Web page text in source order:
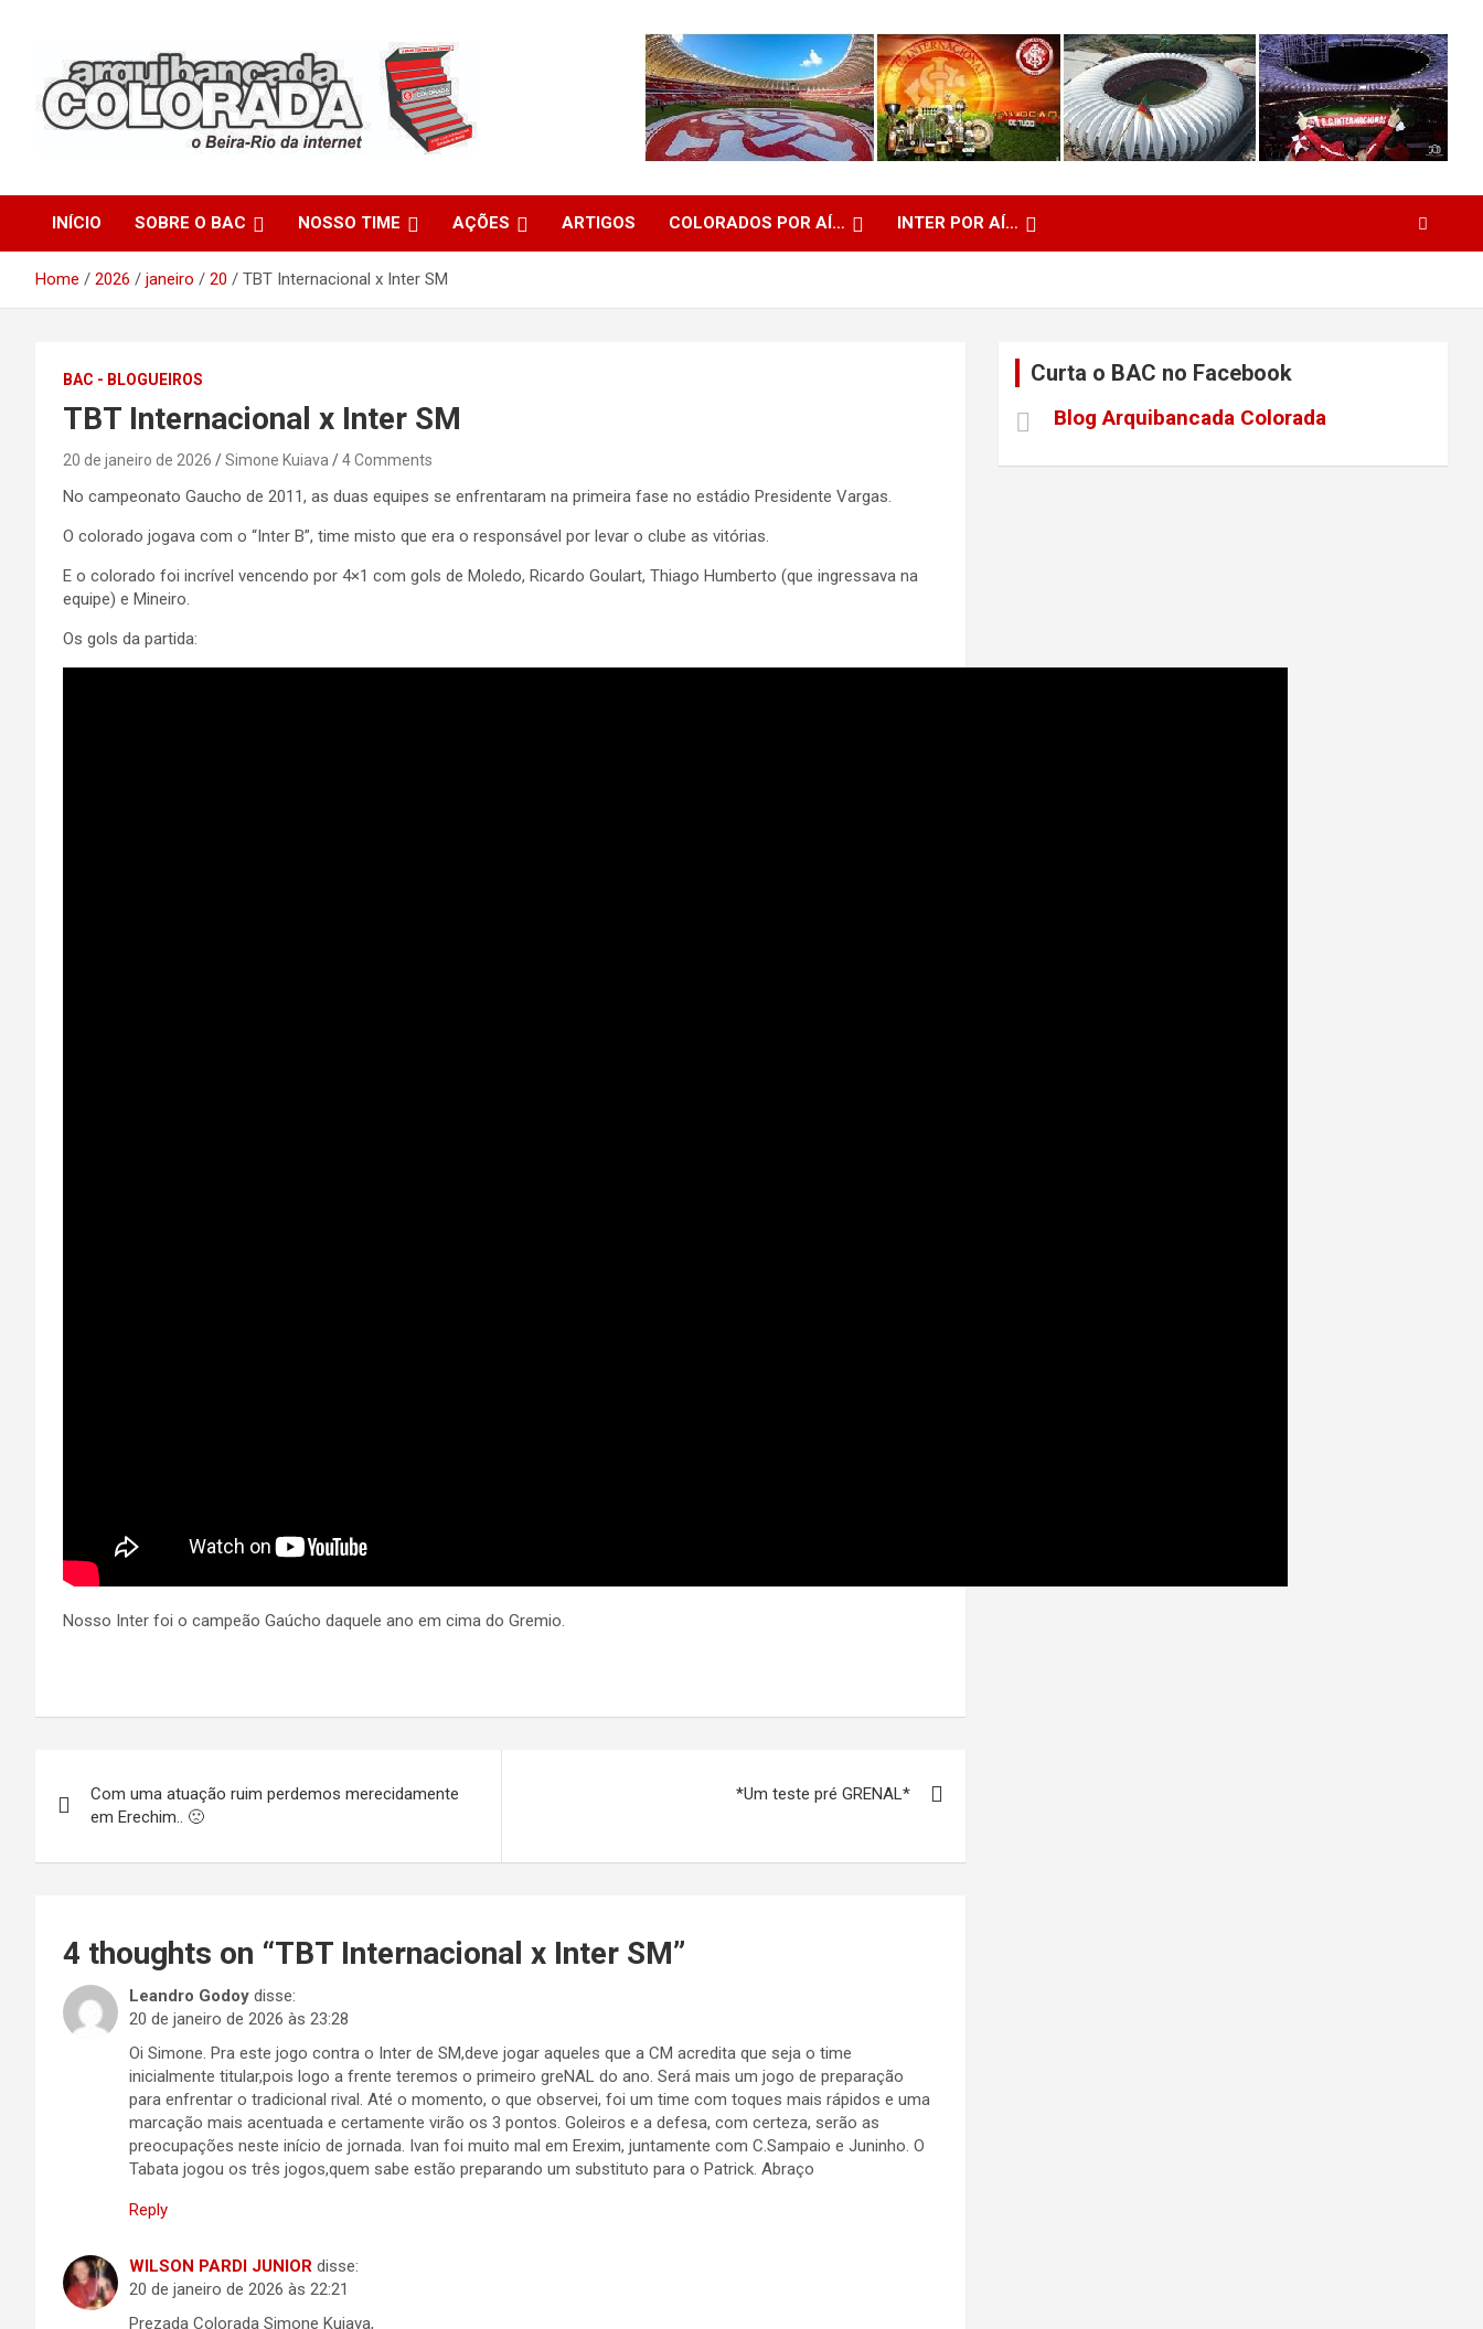
Arquibancada Colorada
INÍCIO SOBRE O BAC NOSSO TIME AÇÕES ARTIGOS COLORADOS POR AÍ… INTER POR AÍ…
Home 2026 janeiro 20 TBT Internacional x Inter SM
BAC - BLOGUEIROS
TBT Internacional x Inter SM
20 de janeiro de 2026 Simone Kuiava 4 Comments
No campeonato Gaucho de 2011, as duas equipes se enfrentaram na primeira fase no estádio Presidente Vargas.
O colorado jogava com o “Inter B”, time misto que era o responsável por levar o clube as vitórias.
E o colorado foi incrível vencendo por 4×1 com gols de Moledo, Ricardo Goulart, Thiago Humberto (que ingressava na
equipe) e Mineiro.
Os gols da partida:
Nosso Inter foi o campeão Gaúcho daquele ano em cima do Gremio.
de
Post
Com uma atuação ruim perdemos merecidamente
em Erechim.. 🙁
*Um teste pré GRENAL*
4 thoughts on “TBT Internacional x Inter SM”
Leandro Godoy disse:
20 de janeiro de 2026 às 23:28
Oi Simone. Pra este jogo contra o Inter de SM,deve jogar aqueles que a CM acredita que seja o time
inicialmente titular,pois logo a frente teremos o primeiro greNAL do ano. Será mais um jogo de preparação
para enfrentar o tradicional rival. Até o momento, o que observei, foi um time com toques mais rápidos e uma
marcação mais acentuada e certamente virão os 3 pontos. Goleiros e a defesa, com certeza, serão as
preocupações neste início de jornada. Ivan foi muito mal em Erexim, juntamente com C.Sampaio e Juninho. O
Tabata jogou os três jogos,quem sabe estão preparando um substituto para o Patrick. Abraço
Reply
WILSON PARDI JUNIOR disse:
20 de janeiro de 2026 às 22:21
Prezada Colorada Simone Kuiava,
Curta o BAC no Facebook
Blog Arquibancada Colorada